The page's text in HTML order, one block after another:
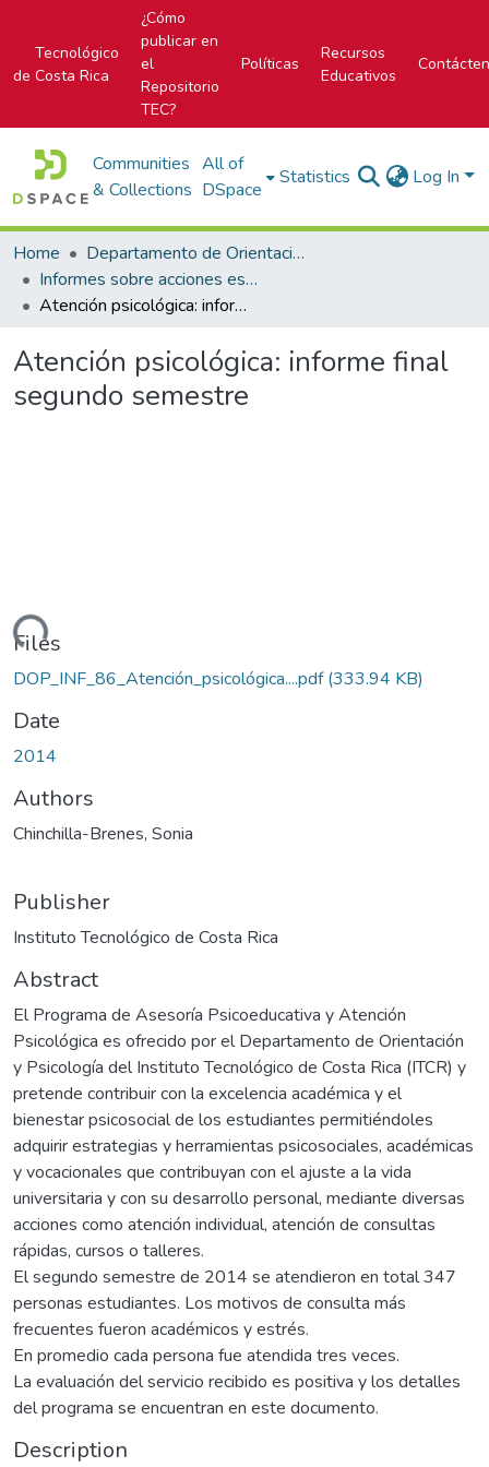
Tecnológico
de Costa Rica
¿Cómo
publicar en
el
Repositorio
TEC?
Políticas
Recursos
Educativos
Communities
& Collections
All of
DSpace
Statistics Log In
Home
Departamento de Orientación y Psicología
Informes sobre acciones específicas del DOP
Atención psicológica: informe final segundo semestre
Atención psicológica: informe final
segundo semestre
Files
DOP_INF_86_Atención_psicológica....pdf(333.94 KB)
Date
2014
Authors
Chinchilla-Brenes, Sonia
Publisher
Instituto Tecnológico de Costa Rica
Abstract
El Programa de Asesoría Psicoeducativa y Atención
Psicológica es ofrecido por el Departamento de Orientación
y Psicología del Instituto Tecnológico de Costa Rica (ITCR) y
pretende contribuir con la excelencia académica y el
bienestar psicosocial de los estudiantes permitiéndoles
adquirir estrategias y herramientas psicosociales, académicas
y vocacionales que contribuyan con el ajuste a la vida
universitaria y con su desarrollo personal, mediante diversas
acciones como atención individual, atención de consultas
rápidas, cursos o talleres.
El segundo semestre de 2014 se atendieron en total 347
personas estudiantes. Los motivos de consulta más
frecuentes fueron académicos y estrés.
En promedio cada persona fue atendida tres veces.
La evaluación del servicio recibido es positiva y los detalles
del programa se encuentran en este documento.
Description